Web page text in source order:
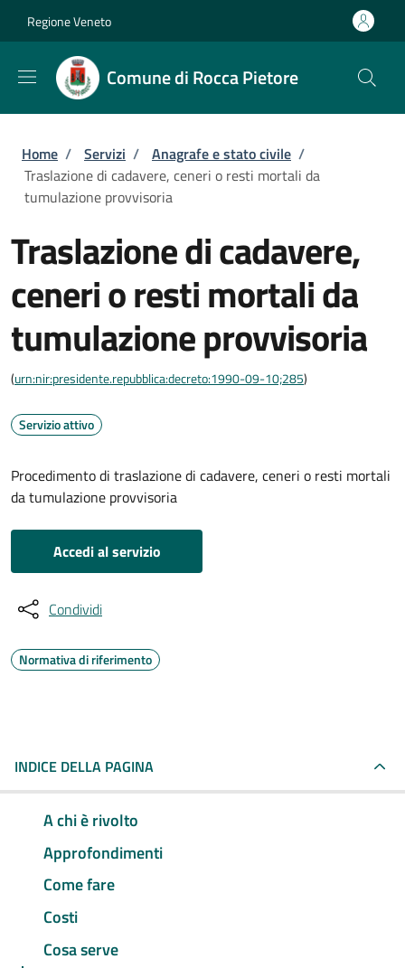
Regione Veneto
Comune di Rocca Pietore
Briciole di pane
Home / Servizi / Anagrafe e stato civile /
Traslazione di cadavere, ceneri o resti mortali da
tumulazione provvisoria
Traslazione di cadavere,
ceneri o resti mortali da
tumulazione provvisoria
(urn:nir:presidente.repubblica:decreto:1990-09-10;285)
Servizio attivo
Procedimento di traslazione di cadavere, ceneri o resti mortali
da tumulazione provvisoria
Accedi al servizio
Condividi
Normativa di riferimento
INDICE DELLA PAGINA
A chi è rivolto
Approfondimenti
Come fare
Costi
Cosa serve